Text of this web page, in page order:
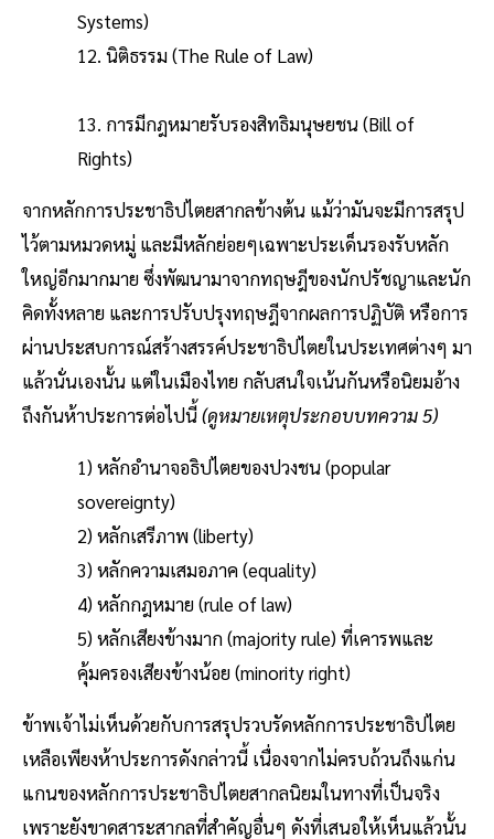
Systems)
12. นิติธรรม (The Rule of Law)
13. การมีกฎหมายรับรองสิทธิมนุษยชน (Bill of
Rights)
จากหลักการประชาธิปไตยสากลข้างต้น แม้ว่ามันจะมีการสรุป
ไว้ตามหมวดหมู่ และมีหลักย่อยๆเฉพาะประเด็นรองรับหลัก
ใหญ่อีกมากมาย ซึ่งพัฒนามาจากทฤษฎีของนักปรัชญาและนัก
คิดทั้งหลาย และการปรับปรุงทฤษฎีจากผลการปฏิบัติ หรือการ
ผ่านประสบการณ์สร้างสรรค์ประชาธิปไตยในประเทศต่างๆ มา
แล้วนั่นเองนั้น แต่ในเมืองไทย กลับสนใจเน้นกันหรือนิยมอ้าง
ถึงกันห้าประการต่อไปนี้(ดูหมายเหตุประกอบบทความ 5)
1) หลักอำนาจอธิปไตยของปวงชน (popular
sovereignty)
2) หลักเสรีภาพ (liberty)
3) หลักความเสมอภาค (equality)
4) หลักกฎหมาย (rule of law)
5) หลักเสียงข้างมาก (majority rule) ที่เคารพและ
คุ้มครองเสียงข้างน้อย (minority right)
ข้าพเจ้าไม่เห็นด้วยกับการสรุปรวบรัดหลักการประชาธิปไตย
เหลือเพียงห้าประการดังกล่าวนี้ เนื่องจากไม่ครบถ้วนถึงแก่น
แกนของหลักการประชาธิปไตยสากลนิยมในทางที่เป็นจริง
เพราะยังขาดสาระสากลที่สำคัญอื่นๆ ดังที่เสนอให้เห็นแล้วนั้น